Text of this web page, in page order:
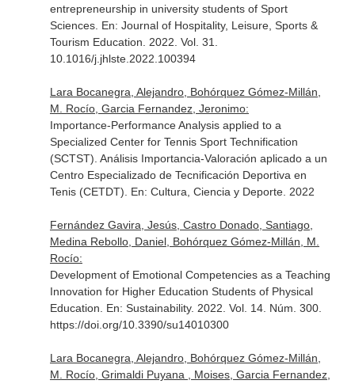
entrepreneurship in university students of Sport
Sciences. En: Journal of Hospitality, Leisure, Sports &
Tourism Education . 2022. Vol. 31.
10.1016/j.jhlste.2022.100394
Lara Bocanegra, Alejandro, Bohórquez Gómez-Millán,
M. Rocío, Garcia Fernandez, Jeronimo:
Importance-Performance Analysis applied to a
Specialized Center for Tennis Sport Technification
(SCTST). Análisis Importancia-Valoración aplicado a un
Centro Especializado de Tecnificación Deportiva en
Tenis (CETDT). En: Cultura, Ciencia y Deporte. 2022
Fernández Gavira, Jesús, Castro Donado, Santiago,
Medina Rebollo, Daniel, Bohórquez Gómez-Millán, M.
Rocío:
Development of Emotional Competencies as a Teaching
Innovation for Higher Education Students of Physical
Education. En: Sustainability. 2022. Vol. 14. Núm. 300.
https://doi.org/10.3390/su14010300
Lara Bocanegra, Alejandro, Bohórquez Gómez-Millán,
M. Rocío, Grimaldi Puyana , Moises, Garcia Fernandez,